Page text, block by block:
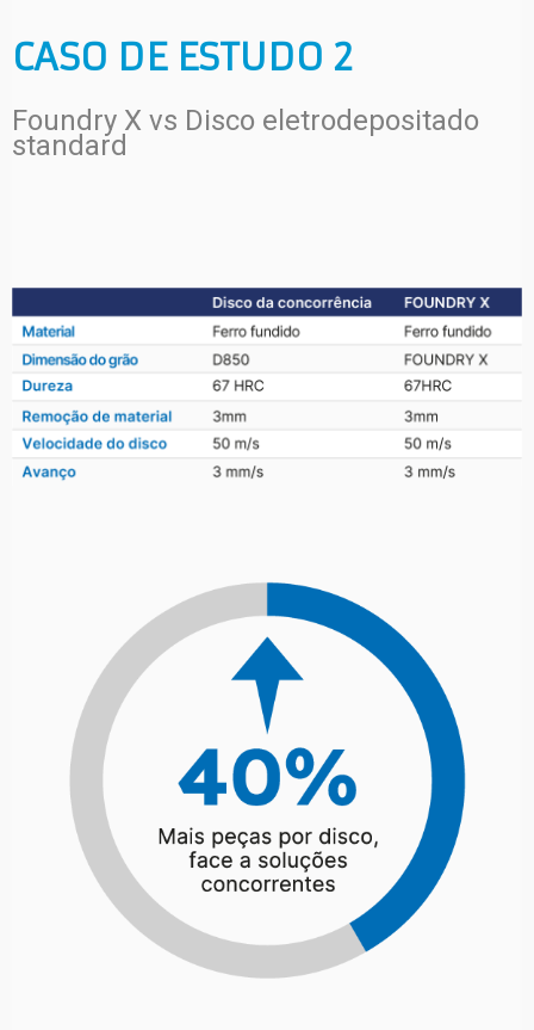
CASO DE ESTUDO 2
Foundry X vs Disco eletrodepositado
standard